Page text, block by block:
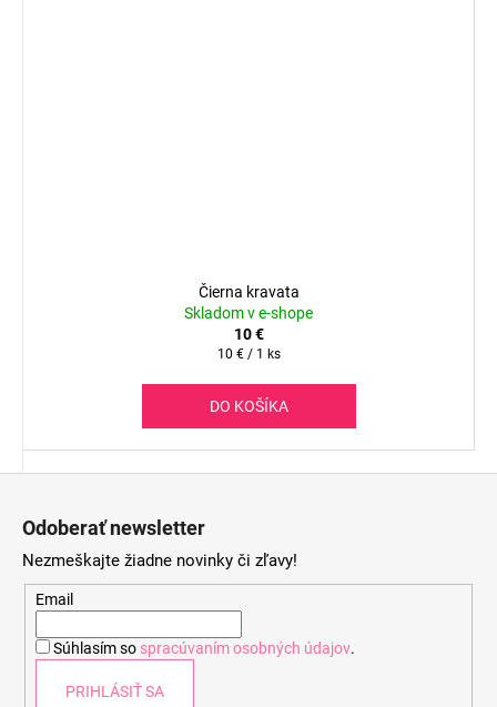
Čierna kravata
Skladom v e-shope
10 €
Jednotková
10 € / 1 ks
DO KOŠÍKA
Odoberať newsletter
Nezmeškajte žiadne novinky či zľavy!
Email
Súhlasím so spracúvaním osobných údajov.
PRIHLÁSIŤ SA